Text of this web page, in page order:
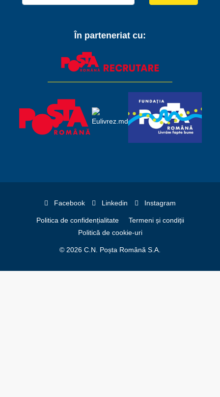
În parteneriat cu:
Facebook Linkedin Instagram
Politica de confidențialitate
Termeni și condiții
Politică de cookie-uri
© 2026 C.N. Poșta Română S.A.